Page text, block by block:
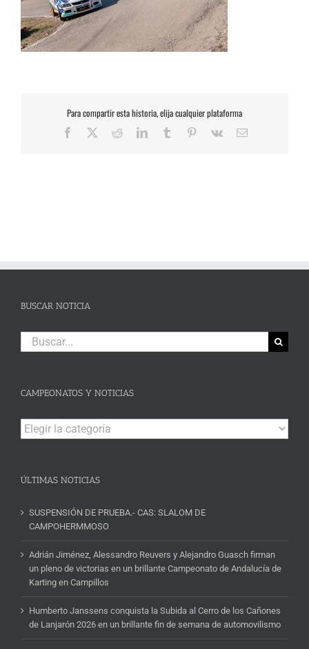
Para compartir esta historia, elija cualquier plataforma
Facebook RedditLinkedInTumblr Pinterest
Vk
Correo
BUSCAR NOTICIA
Buscar:
CAMPEONATOS Y NOTICIAS
Campeonatos
y
ÚLTIMAS NOTICIAS
SUSPENSIÓN DE PRUEBA.- CAS: SLALOM DE
CAMPOHERMMOSO
Adrián Jiménez, Alessandro Reuvers y Alejandro Guasch firman
un pleno de victorias en un brillante Campeonato de Andalucía de
Karting en Campillos
Humberto Janssens conquista la Subida al Cerro de los Cañones
de Lanjarón 2026 en un brillante fin de semana de automovilismo